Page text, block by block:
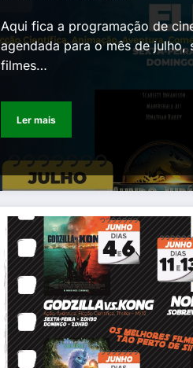
Aqui fica a programação de
agendada para o mês de julho,
filmes…
Ler mais